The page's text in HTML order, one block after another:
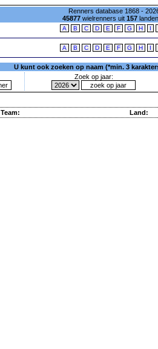
Renners database 1868 -
45877wielrenners uit 157
A B C D E F G H I
A B C D E F G H I
U kunt ook zoeken op naam (*min. 3
Zoek op jaar:
Team: Land: